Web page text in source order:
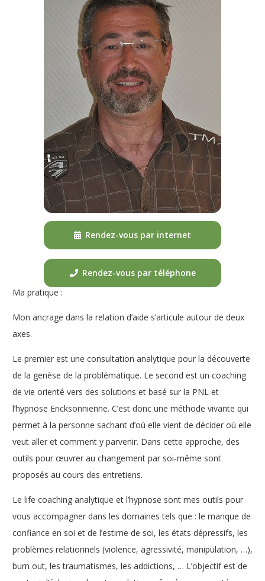
Rendez-vous par internet
Rendez-vous par téléphone
Ma pratique :
Mon ancrage dans la relation d’aide s’articule autour de deux
axes.
Le premier est une consultation analytique pour la découverte
de la genèse de la problématique. Le second est un coaching
de vie orienté vers des solutions et basé sur la PNL et
l’hypnose Ericksonnienne. C’est donc une méthode vivante qui
permet à la personne sachant d’où elle vient de décider où elle
veut aller et comment y parvenir. Dans cette approche, des
outils pour œuvrer au changement par soi-même sont
proposés au cours des entretiens.
Le life coaching analytique et l’hypnose sont mes outils pour
vous accompagner dans les domaines tels que : le manque de
confiance en soi et de l’estime de soi, les états dépressifs, les
problèmes relationnels (violence, agressivité, manipulation, …),
burn out, les traumatismes, les addictions, … L’objectif est de